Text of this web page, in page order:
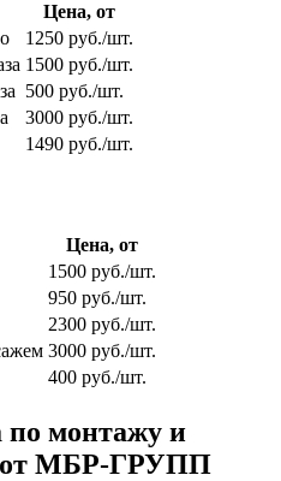
Цена, от
1250 руб./шт.
1500 руб./шт.
500 руб./шт.
3000 руб./шт.
1490 руб./шт.
Цена, от
1500 руб./шт.
950 руб./шт.
2300 руб./шт.
3000 руб./шт.
400 руб./шт.
по монтажу и
от МБР‑ГРУПП